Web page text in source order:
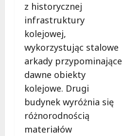
z historycznej
infrastruktury
kolejowej,
wykorzystując stalowe
arkady przypominające
dawne obiekty
kolejowe. Drugi
budynek wyróżnia się
różnorodnością
materiałów